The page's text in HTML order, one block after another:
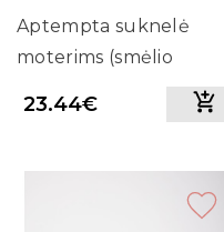
Aptempta suknelė
moterims (smėlio
23.44€